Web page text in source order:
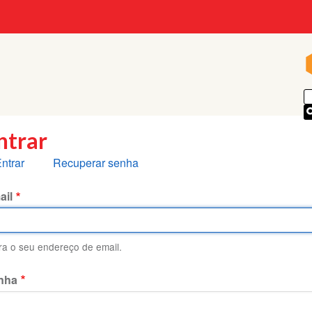
Recuperar senha
o seu endereço de email.